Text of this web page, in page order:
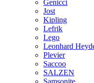
Genicci
Jost
Kipling
Lefrik
Lego
Leonhard
Plevier
Saccoo
SALZEN
Samsonite